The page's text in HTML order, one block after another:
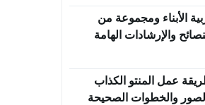
الأبناء ومجموعة من
والإرشادات الهامة
عمل المنتو الكذاب
والخطوات الصحيحة